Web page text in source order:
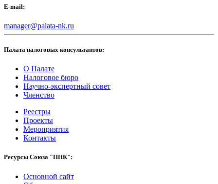
E-mail:
manager@palata-nk.ru
Палата налоговых консультантов:
О Палате
Налоговое бюро
Научно-экспертный совет
Членство
Реестры
Проекты
Мероприятия
Контакты
Ресурсы Союза "ПНК":
Основной сайт